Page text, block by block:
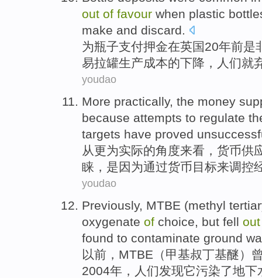
out of favour when plastic
make and discard.
为瓶子支付押金在英国20年前是
易拉罐生产成本的下降 ，人们就
youdao
More practically, the money
because attempts to regulate
targets have proved
从更为实际的角度来看， 货币供
睐 ， 是因为通过货币目标来调控
youdao
Previously, MTBE (methyl
oxygenate of choice, but fell
found to contaminate ground
以前 ， MTBE （甲基叔丁基醚）
2004年， 人们发现它污染了地